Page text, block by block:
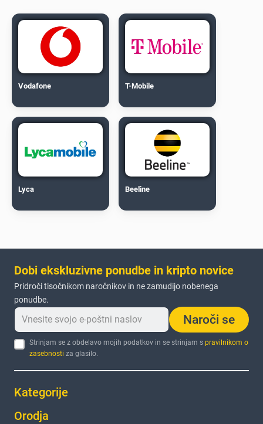
Vodafone T-Mobile
Lyca Beeline
Dobi ekskluzivne ponudbe in kripto novice
Pridroči tisočnikom naročnikov in ne zamudijo nobenega
ponudbe.
Naroči se
Strinjam se z obdelavo mojih podatkov in se strinjam spravilnikom o
zasebnosti za glasilo.
Kategorije
Orodja